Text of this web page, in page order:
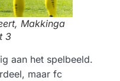
Makkinga
3
aan het spelbeeld.
maar fc